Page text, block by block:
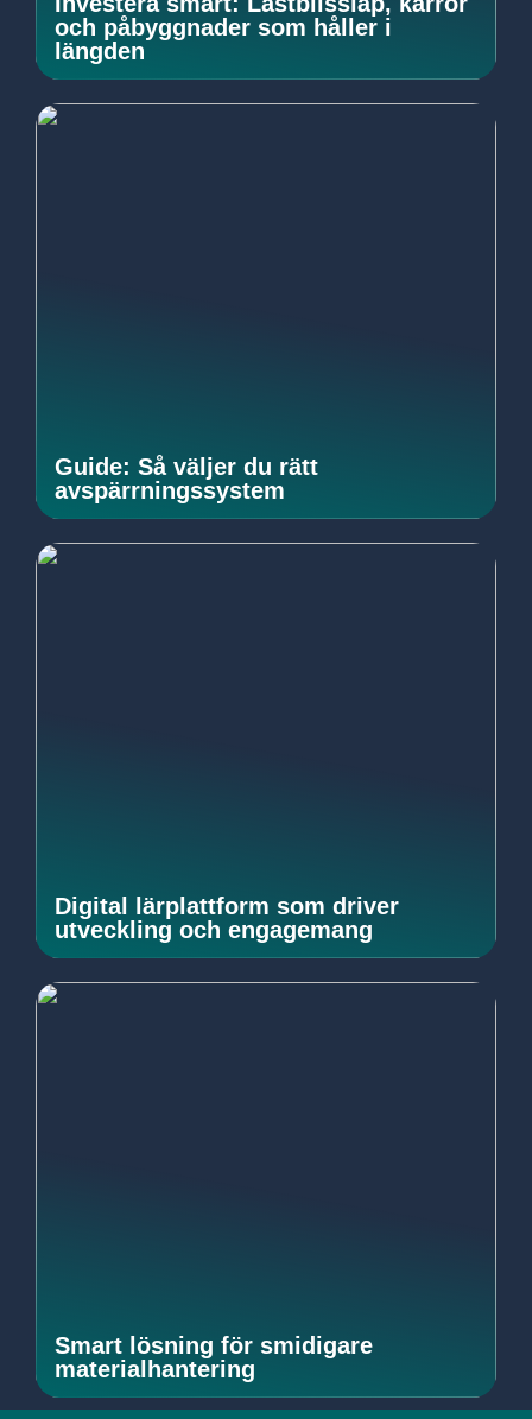
och påbyggnader som håller i
längden
Guide: Så väljer du rätt
avspärrningssystem
Digital lärplattform som driver
utveckling och engagemang
Smart lösning för smidigare
materialhantering